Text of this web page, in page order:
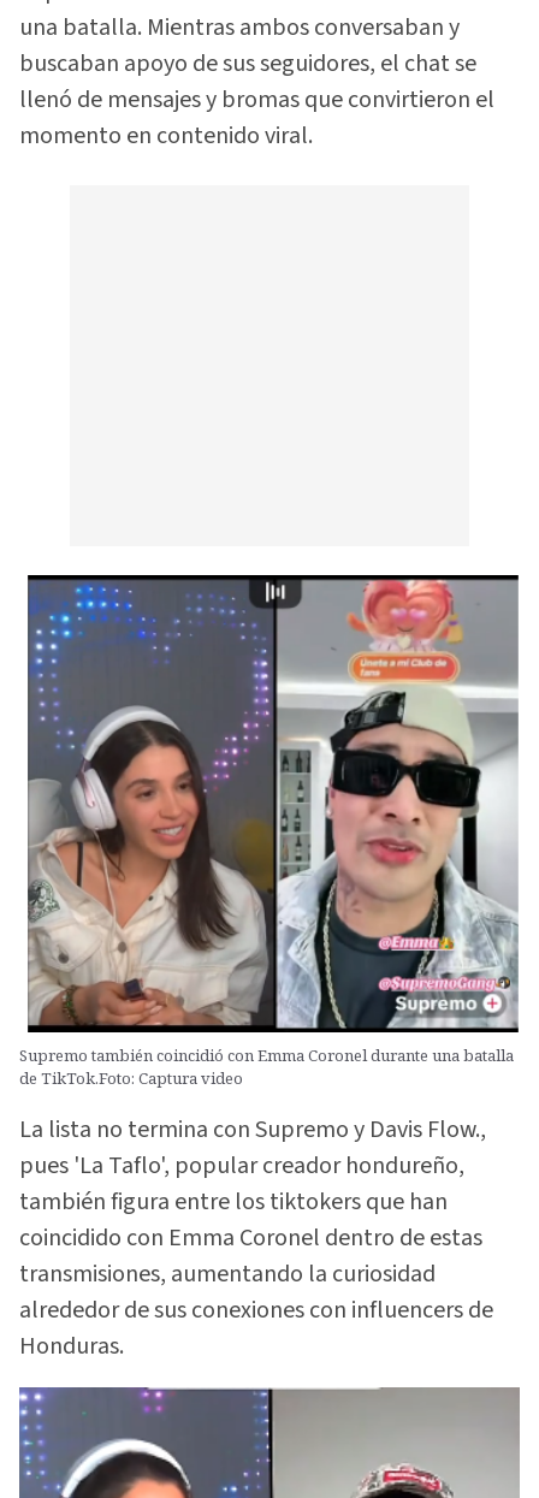
una batalla. Mientras ambos conversaban y
buscaban apoyo de sus seguidores, el chat se
llenó de mensajes y bromas que convirtieron el
momento en contenido viral.
Supremo también coincidió con Emma Coronel durante una batalla
de TikTok.Foto: Captura video
La lista no termina con Supremo y Davis Flow.,
pues 'La Taflo', popular creador hondureño,
también figura entre los tiktokers que han
coincidido con Emma Coronel dentro de estas
transmisiones, aumentando la curiosidad
alrededor de sus conexiones con influencers de
Honduras.